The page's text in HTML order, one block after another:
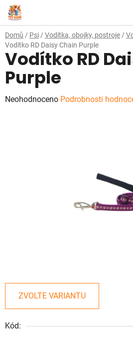
Přejít
na
obsah
Domů / Psi / Vodítka, obojky, postroje /
Vodítko RD Daisy Chain Purple
ZVOLTE VARIANTU
Kód:
Vodítko RD
Purple
Průměrné
Neohodnoceno Podrobnosti